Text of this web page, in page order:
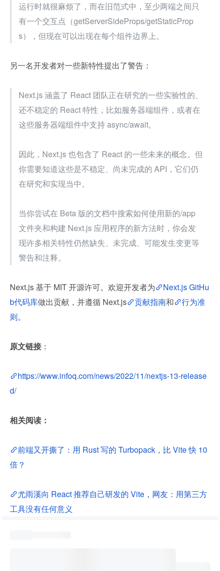
运行时就很麻烦了，而在旧范式中，至少两端之间只
有一个交互点（getServerSideProps/getStaticProp
s），但现在可以出现在每个组件边界上。
另一名开发者对一些新特性提出了警告：
Next.js 涵盖了 React 团队正在研究的一些实验性的、
还不稳定的 React 特性，比如服务器端组件，或者在
这些服务器端组件中支持 async/await。
因此，Next.js 也包含了 React 的一些未来的概念。但
你需要知道这些是不稳定、尚未完成的 API，它们仍
在研究和实现当中。
当你尝试在 Beta 版的文档中搜索如何使用新的/app
文件夹和构建 Next.js 应用程序的新方法时，你会发
现许多相关特性仍然缺失、未完成、可能发生变更等
警告和注释。
Next.js 基于 MIT 开源许可。欢迎开发者为
Next.js GitHu
b代码库做出贡献，并遵循 Next.js 贡献指南和
行为准
则。
原文链接 ：
https://www.infoq.com/news/2022/11/nextjs-13-release
d/
相关阅读：
前端又开撕了：用 Rust 写的 Turbopack，比 Vite 快 10
倍？
尤雨溪向 React 推荐自己研发的 Vite，网友：用第三方
工具没有任何意义